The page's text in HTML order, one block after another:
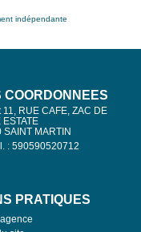
indépendante
COORDONNÉES
11, RUE CAFE, ZAC DE
ESTATE
SAINT MARTIN
: 590590520712
PRATIQUES